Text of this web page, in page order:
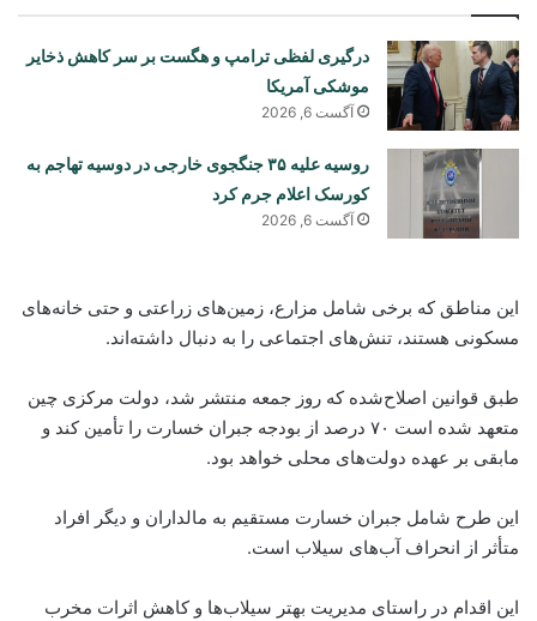
درگیری لفظی ترامپ و هگست بر سر کاهش ذخایر
موشکی آمریکا
آگست 6, 2026
روسیه علیه ۳۵ جنگجوی خارجی در دوسیه تهاجم به
کورسک اعلام جرم کرد
آگست 6, 2026
این مناطق که برخی شامل مزارع، زمین‌های زراعتی و حتی خانه‌های
مسکونی هستند، تنش‌های اجتماعی را به دنبال داشته‌اند.
طبق قوانین اصلاح‌شده که روز جمعه منتشر شد، دولت مرکزی چین
متعهد شده است ۷۰ درصد از بودجه جبران خسارت را تأمین کند و
مابقی بر عهده دولت‌های محلی خواهد بود.
این طرح شامل جبران خسارت مستقیم به مالداران و دیگر افراد
متأثر از انحراف آب‌های سیلاب است.
این اقدام در راستای مدیریت بهتر سیلاب‌ها و کاهش اثرات مخرب